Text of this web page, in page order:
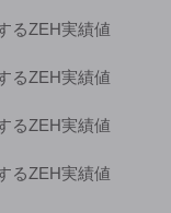
るZEH実績値
るZEH実績値
るZEH実績値
るZEH実績値